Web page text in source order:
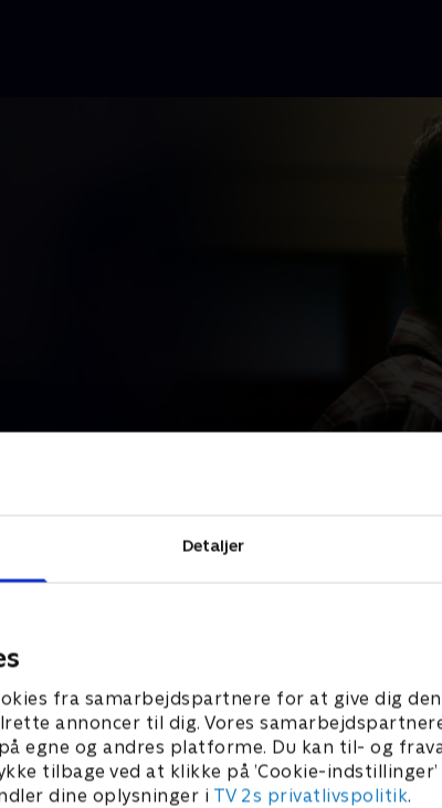
Detaljer
fra samarbejdspartnere for at give dig
annoncer til dig. Vores
egne og andres platforme. Du kan til- og
tilbage ved at klikke på ’Cookie-
dine oplysninger i TV 2s privatlivspolitik.
med
er en